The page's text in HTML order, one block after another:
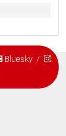
Bluesky/